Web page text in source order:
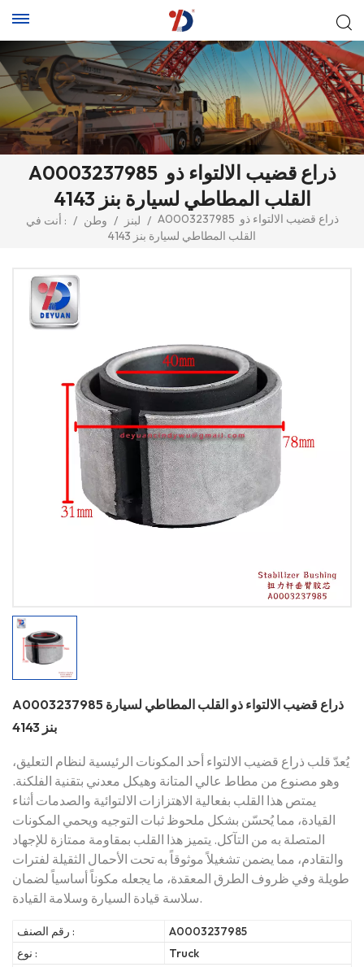
A0003237985 ذراع قضيب الالتواء ذو ​​
القلب المطاطي لسيارة بنز 4143
أنت في : / وطن / لبنز / A0003237985 ذراع قضيب الالتواء ذو ​​
القلب المطاطي لسيارة بنز 4143
A0003237985 ذراع قضيب الالتواء ذو ​​القلب المطاطي لسيارة
بنز 4143
يُعدّ قلب ذراع قضيب الالتواء أحد المكونات الرئيسية لنظام التعليق،
وهو مصنوع من مطاط عالي المتانة وهيكل معدني بتقنية الفلكنة.
يمتص هذا القلب بفعالية الاهتزازات الالتوائية والصدمات أثناء
القيادة، مما يُحسّن بشكل ملحوظ ثبات التوجيه ويحمي المكونات
المتصلة به من التآكل. يتميز هذا القلب بمقاومة ممتازة للإجهاد
والتقادم، مما يضمن تشغيلاً موثوقاً به تحت الأحمال الثقيلة لفترات
طويلة وفي ظروف الطرق المعقدة، ما يجعله مكوناً أساسياً لضمان
سلاسة قيادة السيارة وسلامة القيادة.
رقم الصنف :
A0003237985
نوع :
Truck